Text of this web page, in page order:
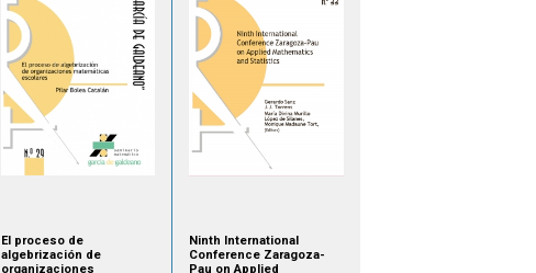
El proceso de
algebrización de
organizaciones
Ninth International
Conference Zaragoza-
Pau on Applied